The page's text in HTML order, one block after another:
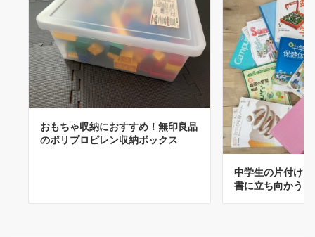
おもちゃ収納におすすめ！無印良品
のポリプロピレン収納ボックス
中学生の片付け
書に立ち向かう！